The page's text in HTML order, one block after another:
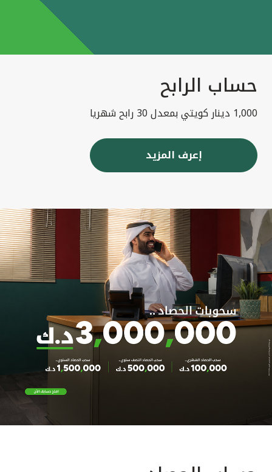
حساب الرابح
1,000 دينار كويتي بمعدل 30 رابح شهريا
إعرف المزيد